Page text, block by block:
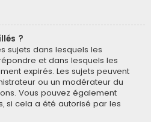
?
sujets dans lesquels les
et dans lesquels les
expirés. Les sujets peuvent
ou un modérateur du
Vous pouvez également
si cela a été autorisé par les